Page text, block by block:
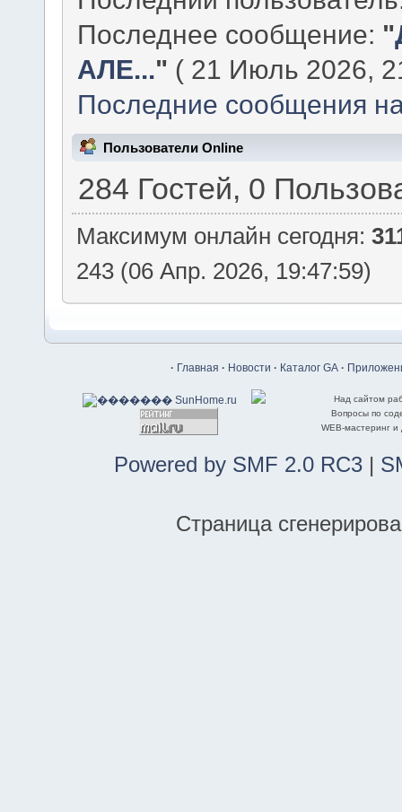
Последнее сообщение: "
АЛЕ..." ( 21 Июль 2026,
Последние сообщения
Пользователи Online
284 Гостей, 0
Максимум онлайн сегодня:
243 (06 Апр. 2026, 19:47:59)
· Главная · Новости · Каталог GA ·
Над сайтом
Вопросы по
WEB-мастеринг
Powered by SMF 2.0 RC3 |
Страница